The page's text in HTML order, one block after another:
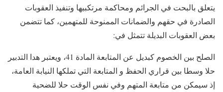
يتعلق بالبحت في الجرائم ومحاكمة مرتكبيها وتنفيذ العقوبات
الصادرة في حقهم والضمانات الممنوحة للمتهمين، كما تتضمن
بعض العقوبات البديلة تتمثل في:
الصلح بين الخصوم كبديل عن المتابعة المادة 41، ويعتبر هدا التدبير
حلا وسطا بين قراري الحفظ و المتابعة التي تملكها النيابة العامة،
إذ سيمكن من متابعة المتهم وفي نفس الوقت حلا للضحية